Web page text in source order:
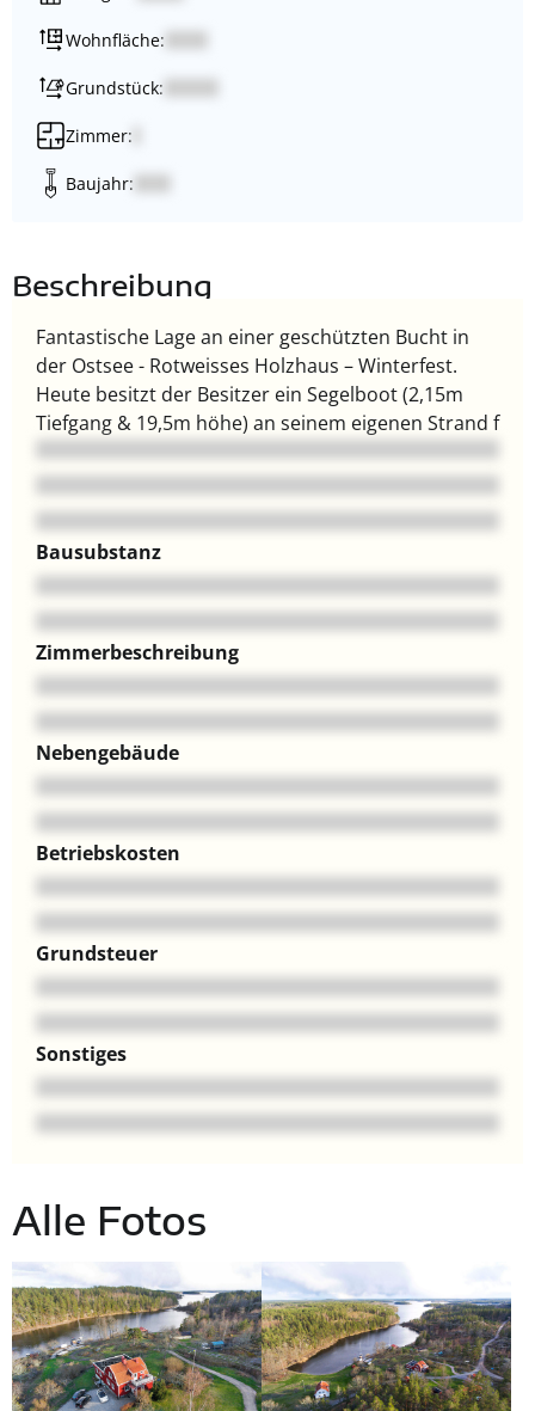
Wohnfläche:
Grundstück:
Zimmer:
Baujahr:
Beschreibung
Fantastische Lage an einer geschützten Bucht in
der Ostsee - Rotweisses Holzhaus – Winterfest.
Heute besitzt der Besitzer ein Segelboot (2,15m
Tiefgang & 19,5m höhe) an seinem eigenen Strand f
Bausubstanz
Zimmerbeschreibung
Nebengebäude
Betriebskosten
Grundsteuer
Sonstiges
Alle Fotos